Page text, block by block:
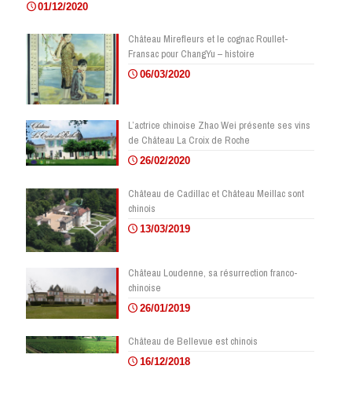
01/12/2020
Château Mirefleurs et le cognac Roullet-
Fransac pour ChangYu – histoire
06/03/2020
L’actrice chinoise Zhao Wei présente ses vins
de Château La Croix de Roche
26/02/2020
Château de Cadillac et Château Meillac sont
chinois
13/03/2019
Château Loudenne, sa résurrection franco-
chinoise
26/01/2019
Château de Bellevue est chinois
16/12/2018